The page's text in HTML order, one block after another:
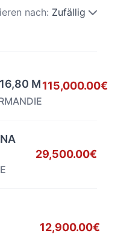
nach: Zufällig
M115,000.00€
29,500.00€
12,900.00€